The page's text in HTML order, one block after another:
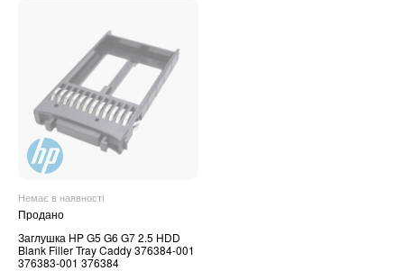
Немає в наявності
Продано
Заглушка HP G5 G6 G7 2.5 HDD
Blank Filler Tray Caddy 376384-001
376383-001 376384